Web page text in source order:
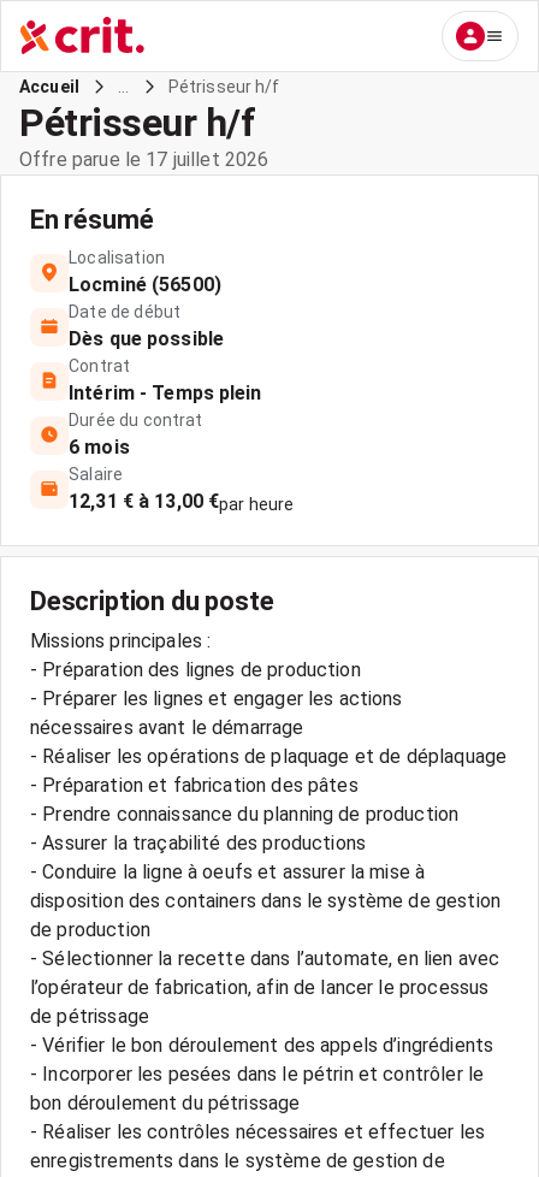
Accueil Pétrisseur h/f
Pétrisseur h/f
Offre parue le 17 juillet 2026
En résumé
Localisation
Locminé (56500)
Date de début
Dès que possible
Contrat
Intérim - Temps plein
Durée du contrat
6 mois
Salaire
12,31 € à 13,00 €par heure
Description du poste
Missions principales :
- Préparation des lignes de production
- Préparer les lignes et engager les actions
nécessaires avant le démarrage
- Réaliser les opérations de plaquage et de déplaquage
- Préparation et fabrication des pâtes
- Prendre connaissance du planning de production
- Assurer la traçabilité des productions
- Conduire la ligne à oeufs et assurer la mise à
disposition des containers dans le système de gestion
de production
- Sélectionner la recette dans l’automate, en lien avec
l’opérateur de fabrication, afin de lancer le processus
de pétrissage
- Vérifier le bon déroulement des appels d’ingrédients
- Incorporer les pesées dans le pétrin et contrôler le
bon déroulement du pétrissage
- Réaliser les contrôles nécessaires et effectuer les
enregistrements dans le système de gestion de